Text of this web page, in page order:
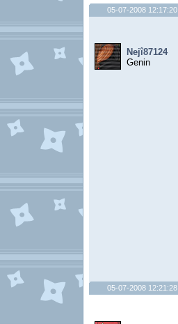
05-07-2008 12:17:20
Nejî87124
Genin
05-07-2008 12:21:28